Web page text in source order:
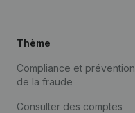
Thème
Compliance et prévention
de la fraude
Consulter des comptes